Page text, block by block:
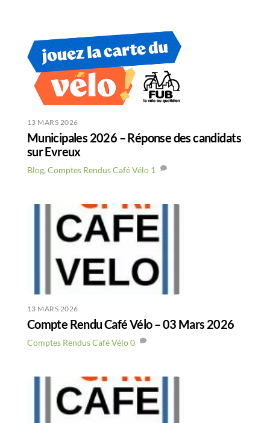
13 MARS 2026
Municipales 2026 – Réponse des candidats
sur Evreux
Blog, Comptes Rendus Café Vélo 1
13 MARS 2026
Compte Rendu Café Vélo – 03 Mars 2026
Comptes Rendus Café Vélo0